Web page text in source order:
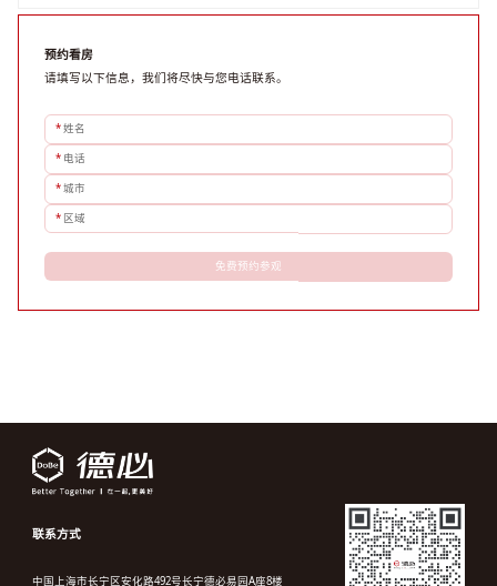
款。选址是综合性战略决策，旨在让办公
预约看房
请填写以下信息，我们将尽快与您电话联系。
*姓名
* 电话
*城市
* 区域
免费预约参观
联系方式
中国上海市长宁区安化路492号长宁德必易园A座8楼